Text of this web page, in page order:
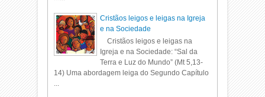
Cristãos leigos e leigas na Igreja
e na Sociedade
Cristãos leigos e leigas na
Igreja e na Sociedade: “Sal da
Terra e Luz do Mundo” (Mt 5,13-
14) Uma abordagem leiga do Segundo Capítulo